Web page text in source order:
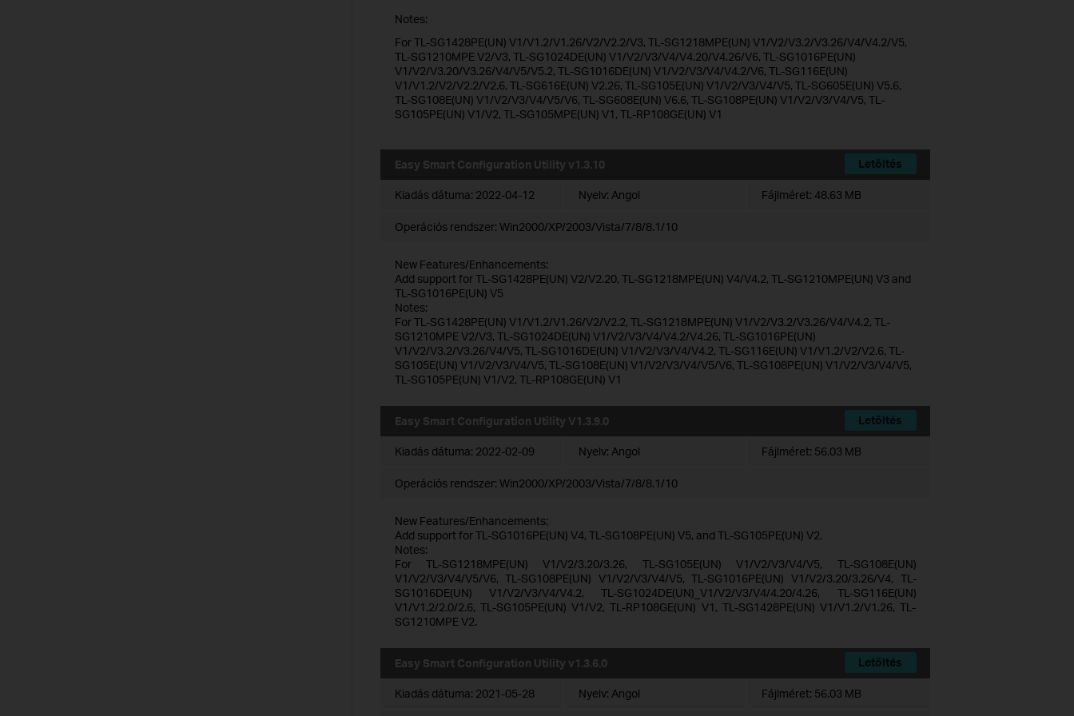
Notes:
For TL-SG1428PE(UN) V1/V1.2/V1.26/V2/V2.2/V3, TL-SG1218MPE(UN) V1/V2/V3.2/V3.26/V4/V4.2/V5,
TL-SG1210MPE V2/V3, TL-SG1024DE(UN) V1/V2/V3/V4/V4.20/V4.26/V6, TL-SG1016PE(UN)
V1/V2/V3.20/V3.26/V4/V5/V5.2, TL-SG1016DE(UN) V1/V2/V3/V4/V4.2/V6, TL-SG116E(UN)
V1/V1.2/V2/V2.2/V2.6, TL-SG616E(UN) V2.26, TL-SG105E(UN) V1/V2/V3/V4/V5, TL-SG605E(UN) V5.6,
TL-SG108E(UN) V1/V2/V3/V4/V5/V6, TL-SG608E(UN) V6.6, TL-SG108PE(UN) V1/V2/V3/V4/V5, TL-
SG105PE(UN) V1/V2, TL-SG105MPE(UN) V1, TL-RP108GE(UN) V1
Easy Smart Configuration Utility v1.3.10 Letöltés
Kiadás dátuma: 2022-04-12 Nyelv: Angol Fájlméret: 48.63 MB
Operációs rendszer: Win2000/XP/2003/Vista/7/8/8.1/10
New Features/Enhancements:
Add support for TL-SG1428PE(UN) V2/V2.20, TL-SG1218MPE(UN) V4/V4.2, TL-SG1210MPE(UN) V3 and
TL-SG1016PE(UN) V5
Notes:
For TL-SG1428PE(UN) V1/V1.2/V1.26/V2/V2.2, TL-SG1218MPE(UN) V1/V2/V3.2/V3.26/V4/V4.2, TL-
SG1210MPE V2/V3, TL-SG1024DE(UN) V1/V2/V3/V4/V4.2/V4.26, TL-SG1016PE(UN)
V1/V2/V3.2/V3.26/V4/V5, TL-SG1016DE(UN) V1/V2/V3/V4/V4.2, TL-SG116E(UN) V1/V1.2/V2/V2.6, TL-
SG105E(UN) V1/V2/V3/V4/V5, TL-SG108E(UN) V1/V2/V3/V4/V5/V6, TL-SG108PE(UN) V1/V2/V3/V4/V5,
TL-SG105PE(UN) V1/V2, TL-RP108GE(UN) V1
Easy Smart Configuration Utility V1.3.9.0 Letöltés
Kiadás dátuma: 2022-02-09 Nyelv: Angol Fájlméret: 56.03 MB
Operációs rendszer: Win2000/XP/2003/Vista/7/8/8.1/10
New Features/Enhancements:
Add support for TL-SG1016PE(UN) V4, TL-SG108PE(UN) V5, and TL-SG105PE(UN) V2.
Notes:
For TL-SG1218MPE(UN) V1/V2/3.20/3.26, TL-SG105E(UN) V1/V2/V3/V4/V5, TL-SG108E(UN)
V1/V2/V3/V4/V5/V6, TL-SG108PE(UN) V1/V2/V3/V4/V5, TL-SG1016PE(UN) V1/V2/3.20/3.26/V4, TL-
SG1016DE(UN) V1/V2/V3/V4/V4.2, TL-SG1024DE(UN)_V1/V2/V3/V4/4.20/4.26, TL-SG116E(UN)
V1/V1.2/2.0/2.6, TL-SG105PE(UN) V1/V2, TL-RP108GE(UN) V1, TL-SG1428PE(UN) V1/V1.2/V1.26, TL-
SG1210MPE V2.
Easy Smart Configuration Utility v1.3.6.0 Letöltés
Kiadás dátuma: 2021-05-28 Nyelv: Angol Fájlméret: 56.03 MB